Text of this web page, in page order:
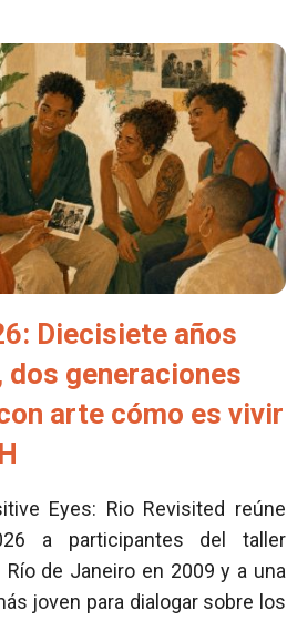
Diecisiete años
dos generaciones
arte cómo es vivir
Eyes: Rio Revisited reúne
a participantes del taller
Río de Janeiro en 2009 y a una
joven para dialogar sobre los